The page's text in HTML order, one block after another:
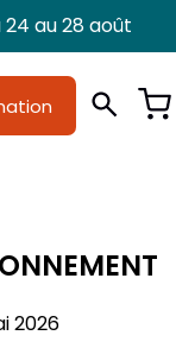
au 28 août
2026